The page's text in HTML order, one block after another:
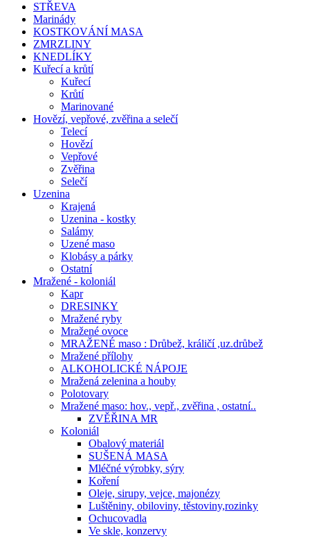
STŘEVA
Marinády
KOSTKOVÁNÍ MASA
ZMRZLINY
KNEDLÍKY
Kuřecí a krůtí
Kuřecí
Krůtí
Marinované
Hovězí, vepřové, zvěřina a selečí
Telecí
Hovězí
Vepřové
Zvěřina
Selečí
Uzenina
Krajená
Uzenina - kostky
Salámy
Uzené maso
Klobásy a párky
Ostatní
Mražené - koloniál
Kapr
DRESINKY
Mražené ryby
Mražené ovoce
MRAŽENÉ maso : Drůbež, králičí ,uz.drůbež
Mražené přílohy
ALKOHOLICKÉ NÁPOJE
Mražená zelenina a houby
Polotovary
Mražené maso: hov., vepř., zvěřina , ostatní..
ZVĚŘINA MR
Koloniál
Obalový materiál
SUŠENÁ MASA
Mléčné výrobky, sýry
Koření
Oleje, sirupy, vejce, majonézy
Luštěniny, obiloviny, těstoviny,rozinky
Ochucovadla
Ve skle, konzervy